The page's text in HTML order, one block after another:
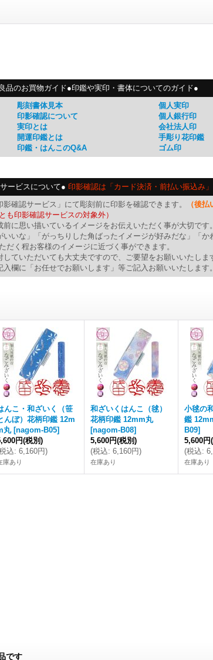
品のお買物ガイド●印鑑や実印・書体についてのガイド●
彫刻書体見本
印影確認について
実印とは
開運印鑑とは
印鑑・はんこのQ&A
個人実印
個人銀行印
会社法人印
手彫り花印鑑
ゴム印
ービスについて● 印影確認は「カード決済・前払い振込み
確認サービス」にて彫刻前に印影を確認できます。
（後
も印影確認サービスの対象外）
に思い描いているイメージをお伝えいただく事が大切です。
いな」「がっちりした角ばったイメージが好みだな」「か
だく程お客様のイメージに近づく事ができます。
ていただいても大丈夫ですので、ご要望をお願いいたしま
欄に「お任せでお願いします」等ご記入お願いいたします。
んこ・和ざいく（笹
んぼ）花柄印鑑 12m
丸 [nagom-B05]
円(税別)
込: 6,160円)
庫あり
和ざいくはんこ（毬）
花柄印鑑 12mm丸
[nagom-B08]
5,600円(税別)
(税込: 6,160円)
在庫あり
小毬の
鑑
B09]
5,600円
(税込:
在庫あり
です